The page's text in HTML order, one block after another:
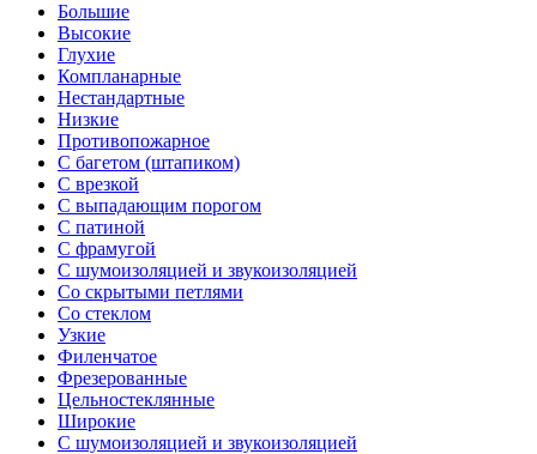
Большие
Высокие
Глухие
Компланарные
Нестандартные
Низкие
Противопожарное
С багетом (штапиком)
С врезкой
С выпадающим порогом
С патиной
С фрамугой
С шумоизоляцией и звукоизоляцией
Со скрытыми петлями
Со стеклом
Узкие
Филенчатое
Фрезерованные
Цельностеклянные
Широкие
С шумоизоляцией и звукоизоляцией